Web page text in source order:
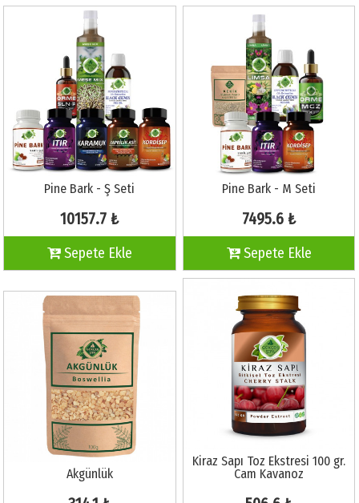
Pine Bark - Ş Seti
10157.7 ₺
Sepete Ekle
Pine Bark - M Seti
7495.6 ₺
Sepete Ekle
Akgünlük
Kiraz Sapı Toz Ekstresi 100 gr.
Cam Kavanoz